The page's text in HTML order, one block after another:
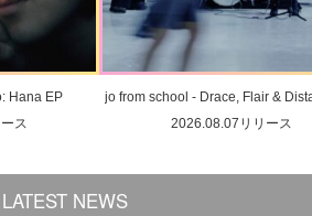
Hana EP
ス
jo from school - Drace, Flair &
2026.08.07リリース
LATEST NEWS